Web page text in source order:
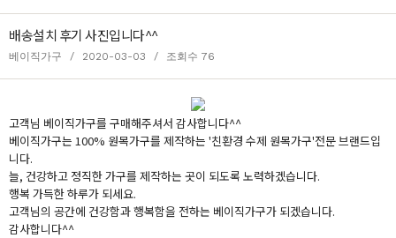
배송설치 후기 사진입니다^^
베이직가구 / 2020-03-03 / 조회수 76
고객님 베이직가구를 구매해주셔서 감사합니다^^
베이직가구는 100% 원목가구를 제작하는 '친환경 수제 원목가구'전문 브랜드입
니다.
늘, 건강하고 정직한 가구를 제작하는 곳이 되도록 노력하겠습니다.
행복 가득한 하루가 되세요.
고객님의 공간에 건강함과 행복함을 전하는 베이직가구가 되겠습니다.
감사합니다^^